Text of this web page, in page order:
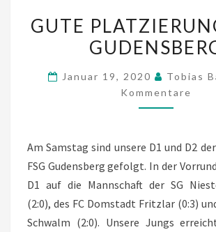
IN
GUTE
Januar 19, 2020 Tobias
Kommentare
Am Samstag sind unsere D1 und D2
FSG Gudensberg gefolgt. In der
D1 auf die Mannschaft der SG
(2:0), des FC Domstadt Fritzlar (0:3)
Schwalm (2:0). Unsere Jungs